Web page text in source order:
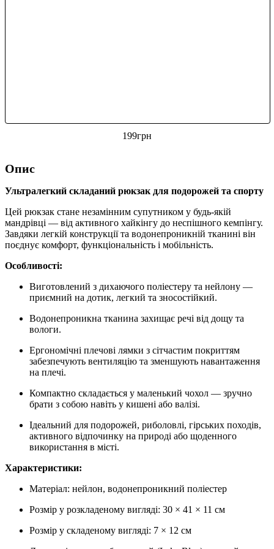
199грн
Опис
Ультралегкий складаний рюкзак для подорожей та спорту
Цей рюкзак стане незамінним супутником у будь-якій
мандрівці — від активного хайкінгу до неспішного кемпінгу.
Завдяки легкій конструкції та водонепроникній тканині він
поєднує комфорт, функціональність і мобільність.
Особливості:
Виготовлений з дихаючого поліестеру та нейлону —
приємний на дотик, легкий та зносостійкий.
Водонепроникна тканина захищає речі від дощу та
вологи.
Ергономічні плечові лямки з сітчастим покриттям
забезпечують вентиляцію та зменшують навантаження
на плечі.
Компактно складається у маленький чохол — зручно
брати з собою навіть у кишені або валізі.
Ідеальний для подорожей, риболовлі, гірських походів,
активного відпочинку на природі або щоденного
використання в місті.
Характеристики:
Матеріал: нейлон, водонепроникний поліестер
Розмір у розкладеному вигляді: 30 × 41 × 11 см
Розмір у складеному вигляді: 7 × 12 см